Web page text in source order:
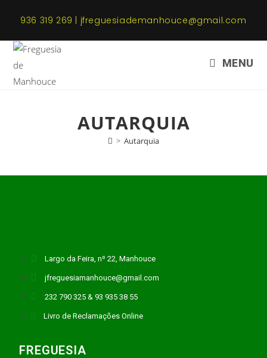
936 319 269 | jfreguesiademanhouce@gmail.com
MENU
AUTARQUIA
> Autarquia
Largo da Feira, nº 22, Manhouce
jfreguesiamanhouce@gmail.com
232 790 325 & 93 935 38 55
Livro de Reclamações Online
FREGUESIA